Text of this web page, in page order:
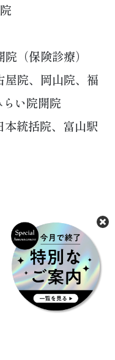
（保険診療）
屋院、岡山院、福
い院開院
統括院、富山駅